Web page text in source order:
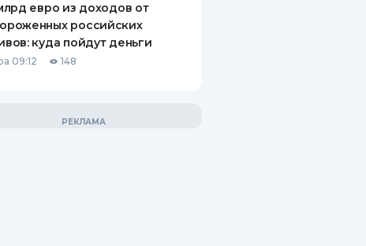
евро из доходов от
российских
куда пойдут деньги
09:12 148